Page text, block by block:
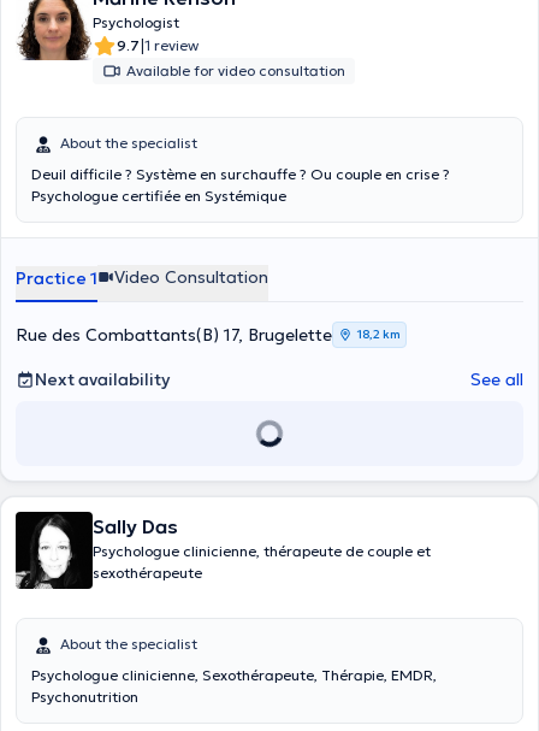
vous propose un lieu de parole et de soutien dans cette belle
aventure. Aucun parcours de naissance ne se ressemble, nous
cheminerons ensemble dans vos questionnements, vos doutes, dans
vos chagrins, dans vos peurs et cela à votre rythme. Je vous reçois
Psychologist
9.7|1 review
Available for video consultation
About the specialist
Deuil difficile ? Système en surchauffe ? Ou couple en crise ?
Psychologue certifiée en Systémique
Practice 1 Video Consultation
Rue des Combattants(B) 17, Brugelette 18,2 km
Next availability See all
Sally Das
Psychologue clinicienne, thérapeute de couple et
sexothérapeute
About the specialist
Psychologue clinicienne, Sexothérapeute, Thérapie, EMDR,
Psychonutrition